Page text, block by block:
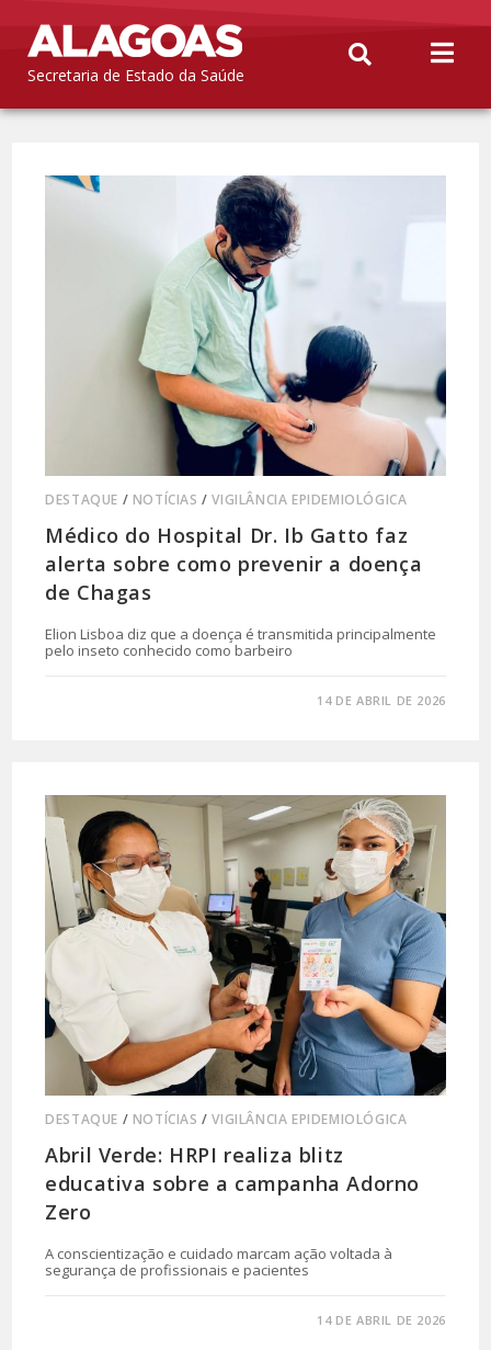
Secretaria de Estado da Saúde
DESTAQUE / NOTÍCIAS /VIGILÂNCIA EPIDEMIOLÓGICA
Médico do Hospital Dr. Ib Gatto faz
alerta sobre como prevenir a doença
de Chagas
Elion Lisboa diz que a doença é transmitida principalmente
pelo inseto conhecido como barbeiro
14 DE ABRIL DE 2026
DESTAQUE / NOTÍCIAS /VIGILÂNCIA EPIDEMIOLÓGICA
Abril Verde: HRPI realiza blitz
educativa sobre a campanha Adorno
Zero
A conscientização e cuidado marcam ação voltada à
segurança de profissionais e pacientes
14 DE ABRIL DE 2026